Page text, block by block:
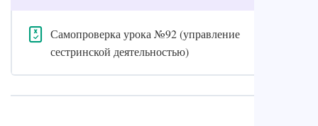
Самопроверка урока №92 (управление
сестринской деятельностью)